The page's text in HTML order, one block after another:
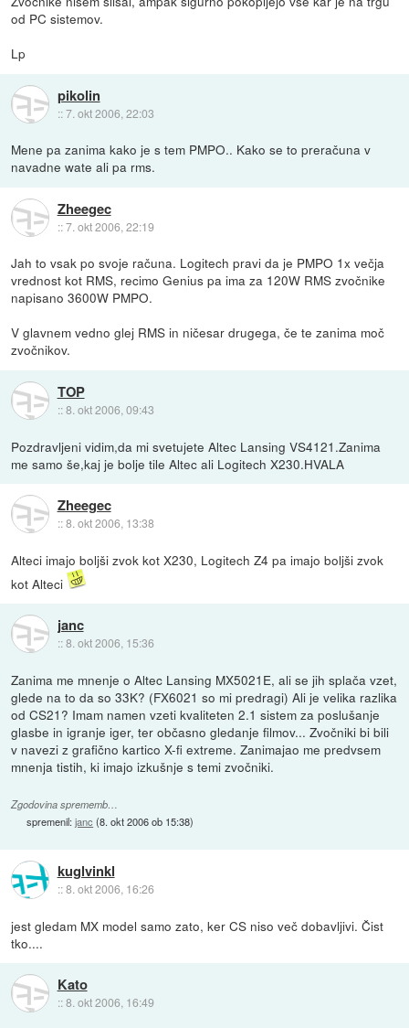
od PC sistemov.
Lp
pikolin
::7. okt 2006, 22:03
Mene pa zanima kako je s tem PMPO.. Kako se to preračuna v
navadne wate ali pa rms.
Zheegec
::7. okt 2006, 22:19
Jah to vsak po svoje računa. Logitech pravi da je PMPO 1x večja
vrednost kot RMS, recimo Genius pa ima za 120W RMS zvočnike
napisano 3600W PMPO.
V glavnem vedno glej RMS in ničesar drugega, če te zanima moč
zvočnikov.
TOP
::8. okt 2006, 09:43
Pozdravljeni vidim,da mi svetujete Altec Lansing VS4121.Zanima
me samo še,kaj je bolje tile Altec ali Logitech X230.HVALA
Zheegec
::8. okt 2006, 13:38
Alteci imajo boljši zvok kot X230, Logitech Z4 pa imajo boljši zvok
kot Alteci
janc
::8. okt 2006, 15:36
Zanima me mnenje o Altec Lansing MX5021E, ali se jih splača vzet,
glede na to da so 33K? (FX6021 so mi predragi) Ali je velika razlika
od CS21? Imam namen vzeti kvaliteten 2.1 sistem za poslušanje
glasbe in igranje iger, ter občasno gledanje filmov... Zvočniki bi bili
v navezi z grafično kartico X-fi extreme. Zanimajao me predvsem
mnenja tistih, ki imajo izkušnje s temi zvočniki.
Zgodovina sprememb…
spremenil:janc (8. okt 2006 ob 15:38)
kuglvinkl
::8. okt 2006, 16:26
jest gledam MX model samo zato, ker CS niso več dobavljivi. Čist
tko....
Kato
::8. okt 2006, 16:49